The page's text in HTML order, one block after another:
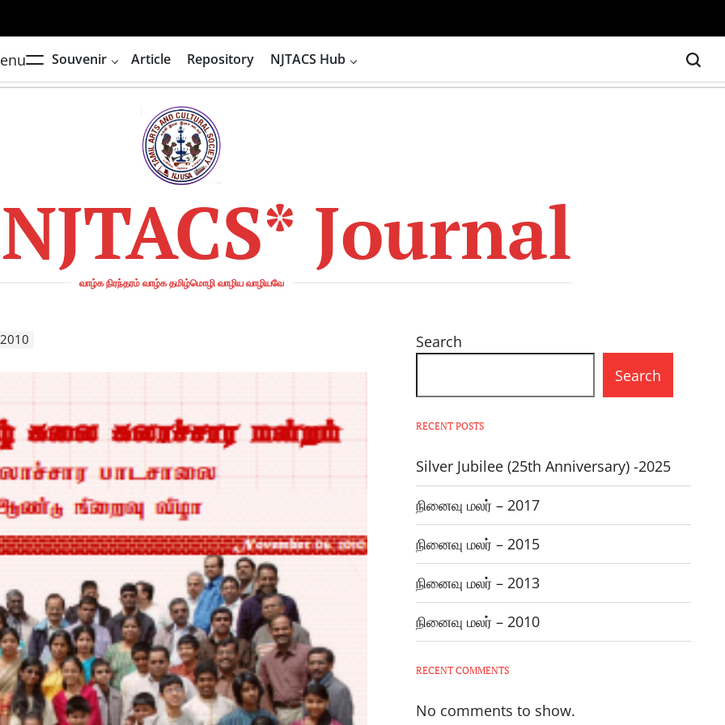
Souvenir Article Repository NJTACS Hub
Journal
வாழ்க நிரந்தரம் வாழ்க தமிழ்மொழி வாழிய வாழியவே
Search
Search
RECENT POSTS
Silver Jubilee (25th Anniversary) -2025
நினைவு மலர் – 2017
நினைவு மலர் – 2015
நினைவு மலர் – 2013
நினைவு மலர் – 2010
RECENT COMMENTS
No comments to show.